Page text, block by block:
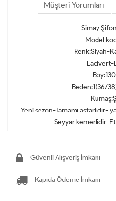
Müşteri Yorumları
Simay
Model
Renk:Siyah-
Lacivert-
Beden:1(36/
Yeni sezon-Tamamı astarlıdır-
Seyyar kemerlidir-
Güvenli Alışveriş İmkanı
Kapıda Ödeme İmkanı